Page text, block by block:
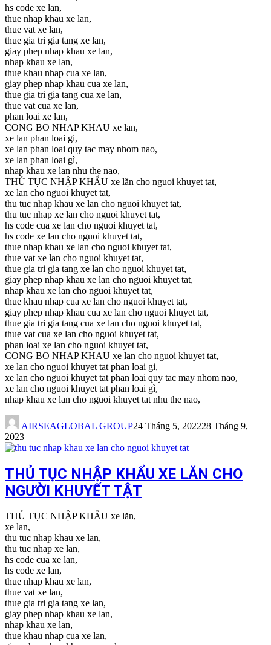
hs code xe lan,
thue nhap khau xe lan,
thue vat xe lan,
thue gia tri gia tang xe lan,
giay phep nhap khau xe lan,
nhap khau xe lan,
thue khau nhap cua xe lan,
giay phep nhap khau cua xe lan,
thue gia tri gia tang cua xe lan,
thue vat cua xe lan,
phan loai xe lan,
CONG BO NHAP KHAU xe lan,
xe lan phan loai gi,
xe lan phan loai quy tac may nhom nao,
xe lan phan loai gì,
nhap khau xe lan nhu the nao,
THỦ TỤC NHẬP KHẨU xe lăn cho nguoi khuyet tat,
xe lan cho nguoi khuyet tat,
thu tuc nhap khau xe lan cho nguoi khuyet tat,
thu tuc nhap xe lan cho nguoi khuyet tat,
hs code cua xe lan cho nguoi khuyet tat,
hs code xe lan cho nguoi khuyet tat,
thue nhap khau xe lan cho nguoi khuyet tat,
thue vat xe lan cho nguoi khuyet tat,
thue gia tri gia tang xe lan cho nguoi khuyet tat,
giay phep nhap khau xe lan cho nguoi khuyet tat,
nhap khau xe lan cho nguoi khuyet tat,
thue khau nhap cua xe lan cho nguoi khuyet tat,
giay phep nhap khau cua xe lan cho nguoi khuyet tat,
thue gia tri gia tang cua xe lan cho nguoi khuyet tat,
thue vat cua xe lan cho nguoi khuyet tat,
phan loai xe lan cho nguoi khuyet tat,
CONG BO NHAP KHAU xe lan cho nguoi khuyet tat,
xe lan cho nguoi khuyet tat phan loai gi,
xe lan cho nguoi khuyet tat phan loai quy tac may nhom nao,
xe lan cho nguoi khuyet tat phan loai gì,
nhap khau xe lan cho nguoi khuyet tat nhu the nao,
AIRSEAGLOBAL GROUP24 Tháng 5, 202228 Tháng 9,
2023
THỦ TỤC NHẬP KHẨU XE LĂN CHO
NGƯỜI KHUYẾT TẬT
THỦ TỤC NHẬP KHẨU xe lăn,
xe lan,
thu tuc nhap khau xe lan,
thu tuc nhap xe lan,
hs code cua xe lan,
hs code xe lan,
thue nhap khau xe lan,
thue vat xe lan,
thue gia tri gia tang xe lan,
giay phep nhap khau xe lan,
nhap khau xe lan,
thue khau nhap cua xe lan,